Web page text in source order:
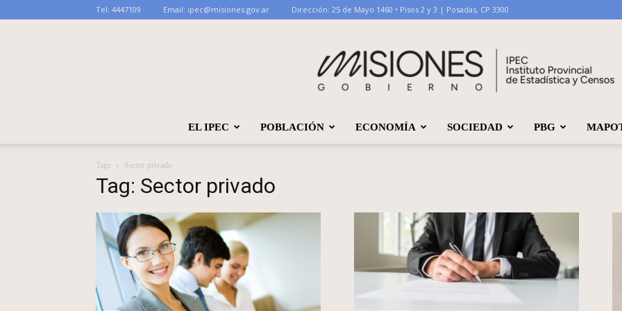
Tel: 4447109 Email: ipec@misiones.gov.ar Dirección: 25 de Mayo 1460 • Pisos 2 y 3 | Posadas, CP 3300
Misiones
EL IPEC POBLACIÓN ECONOMÍA SOCIEDAD PBG
Tags Sector privado
Tag: Sector privado